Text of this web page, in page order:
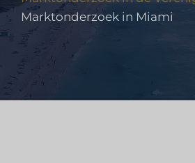
Marktonderzoek in Miami